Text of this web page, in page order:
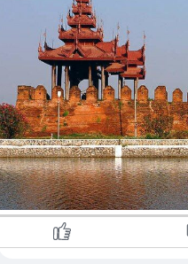
အေး ပြီးရင်တော့
မင်းတို့ရဲ့ မြို့အဝင်
နန်းပြဿဒ်နဲ့
ရတနာပုံရွှေမန္တလေး
ရှေ့တစ်ပြပေါင်းမျ
အားမန်ဟုန်လေကို
ပတ္တမြားမှန်နွံမန
အမျိုးမြတ်သူတို့သမို
တို့ဒိုးနတ်တွေသိအေ
ခြေကန်ကာအားကု
မန်းသားတွေကြံ
Nyein Nyein Thet
ရန်ကုန်ဆိုတာ ရန်တွေကုန်ရုံရယ်
င်းတို့မြို့လို့ ရတနာတွေပုံမနေပ
းမုန့်တို့ရေ
ဖန်ပြန်ရန်တွေ့လှည့်ပါအုံး
ကယ်ဆို တို့တွေရဲ့ဒိုးနတ်က
ရိုးရာအခြေခံတဲ့မုန့်မဟုတ်ဘူ
င်းတို့ထိုးမုန့်ကမှ မြန်မာ့ရိုးရာစ
န့်ဟင်းခါးကို စားတယ်ပြောပြ
ောက်တယ်ပဲဆိုဆို
န့်တီမှာလို့ နန်းကြီးပဲလာချချ
ါိိတို့အားလုံးတော့
တူကြိုက်ခဲ့ကြတာပဲလေ
ရဘူး ခုကျမှ အလံဖြူမပြနဲ့